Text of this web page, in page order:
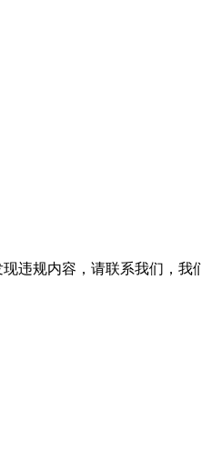
违规内容，请联系我们，我